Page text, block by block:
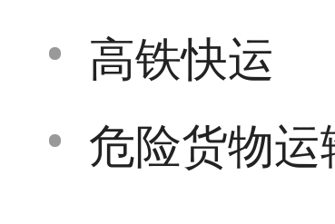
高铁快运
危险货物运